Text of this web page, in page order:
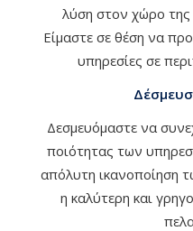
λύση στον χώρο της
Είμαστε σε θέση να
υπηρεσίες σε
Δεσμευόμαστε να
ποιότητας των
απόλυτη ικανοποίηση
η καλύτερη και